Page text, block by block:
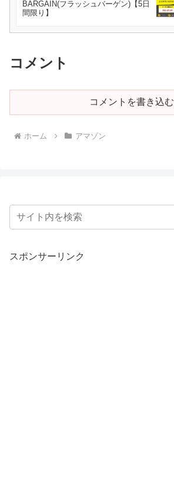
BARGAIN(フラッシュバーゲン)【5日
間限り】
コメント
コメントを書き込む
ホーム アマゾン
スポンサーリンク